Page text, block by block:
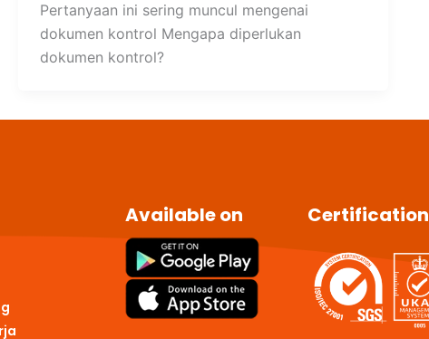
Pertanyaan ini sering muncul mengenai
dokumen kontrol Mengapa diperlukan
dokumen kontrol?
Available on Certification